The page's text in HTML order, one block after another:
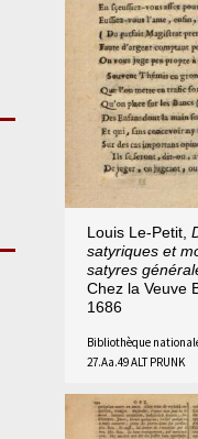
Louis Le-Petit,
satyriques et
satyres
Chez la Veuve
1686
Bibliothèque
27.Aa.49 ALT PRUNK